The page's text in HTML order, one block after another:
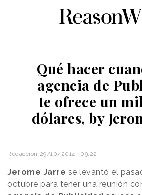
Qué hacer
agencia de
te ofrece un
dólares, by
Redacción 29/10/2014 · 09:22
Jerome Jarre se levantó el
octubre para tener una reunión